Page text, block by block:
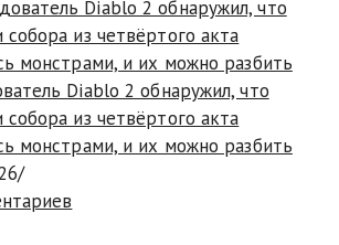
Diablo 2 обнаружил, что
собора из четвёртого акта
монстрами, и их можно разбить
/